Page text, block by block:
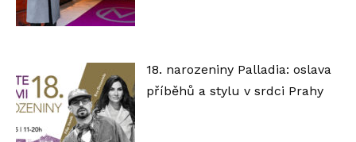
18. narozeniny Palladia: oslava
příběhů a stylu v srdci Prahy